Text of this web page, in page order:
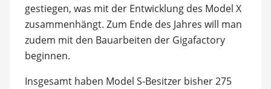
gestiegen, was mit der Entwicklung des Model X
zusammenhängt. Zum Ende des Jahres will man
zudem mit den Bauarbeiten der Gigafactory
beginnen.
Insgesamt haben Model S-Besitzer bisher 275